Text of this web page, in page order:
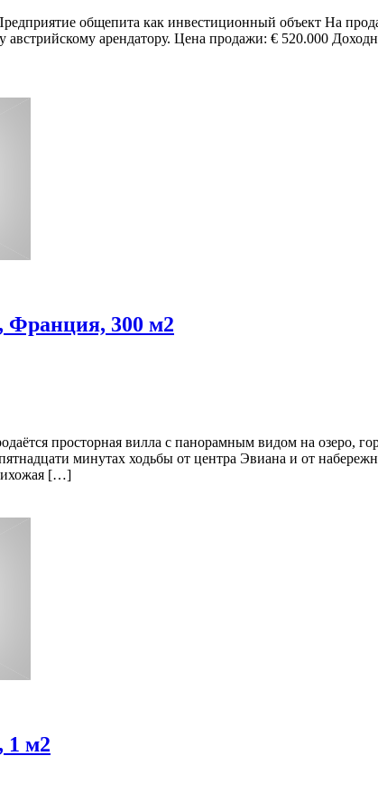
общепита как инвестиционный объект На
австрийскому арендатору. Цена продажи: € 520.000
Франция, 300 м2
просторная вилла с панорамным видом на озеро,
минутах ходьбы от центра Эвиана и от
[…]
1 м2